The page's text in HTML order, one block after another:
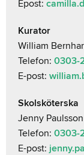
Epost:
Kurator
William
Telefon: 0303-
E-post:
Skolsköterska
Jenny Paulsson
Telefon: 0303-
E-post: